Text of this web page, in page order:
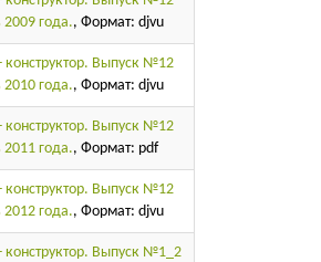
года., Формат: djvu
конструктор. Выпуск №12
года., Формат: djvu
конструктор. Выпуск №12
года., Формат: pdf
конструктор. Выпуск №12
года., Формат: djvu
конструктор. Выпуск №1_2